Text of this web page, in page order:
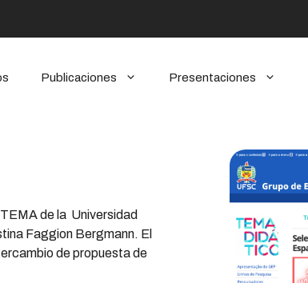
Publicaciones Presentaciones
de la Universidad
Faggion Bergmann. El
de propuesta de